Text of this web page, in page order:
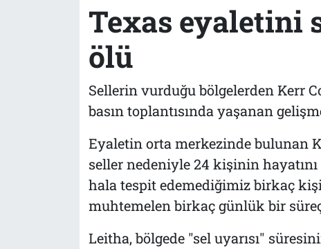
Texas eyaletini
ölü
Sellerin vurduğu bölgelerden Kerr
basın toplantısında yaşanan
Eyaletin orta merkezinde bulunan
seller nedeniyle 24 kişinin
hala tespit edemediğimiz birkaç
muhtemelen birkaç günlük bir
Leitha, bölgede "sel uyarısı"